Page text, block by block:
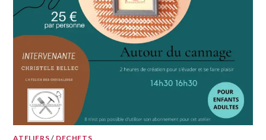
ATELIERS / DECHETS